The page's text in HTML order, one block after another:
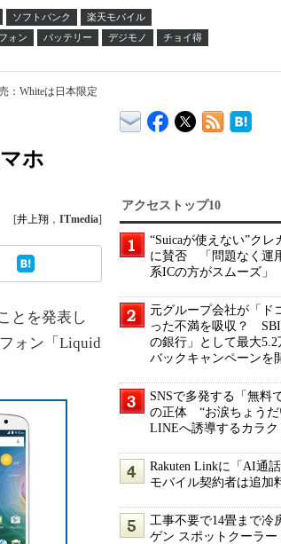
ソフトバンク
楽天モバイル
ォン バッテリー デジモノ
チョイ得
：Whiteは日本限定
ホ
[井上翔 ， ITmedia]
とを発表し
ォン「Liquid
アクセストップ10
“Suicaが使えない”ク
に賛否 「問題なく運
系ICの方がスムーズ」
元グループ会社が「ド
った不満を吸収？
の銀行」として最大
バックキャンペーンを
SNSで多発する「無料
の正体 “お涙ちょうだ
LINEへ誘導するカラク
Rakuten Linkに「AI通
モバイル契約者は追加
工事不要で14畳まで冷
ゲン スポットクーラー